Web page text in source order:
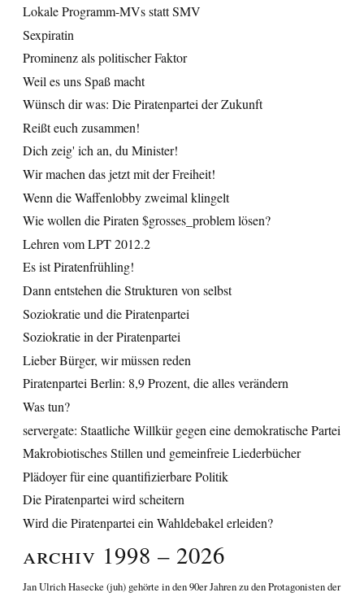
Lokale Programm-MVs statt SMV
Sexpiratin
Prominenz als politischer Faktor
Weil es uns Spaß macht
Wünsch dir was: Die Piratenpartei der Zukunft
Reißt euch zusammen!
Dich zeig' ich an, du Minister!
Wir machen das jetzt mit der Freiheit!
Wenn die Waffenlobby zweimal klingelt
Wie wollen die Piraten $grosses_problem lösen?
Lehren vom LPT 2012.2
Es ist Piratenfrühling!
Dann entstehen die Strukturen von selbst
Soziokratie und die Piratenpartei
Soziokratie in der Piratenpartei
Lieber Bürger, wir müssen reden
Piratenpartei Berlin: 8,9 Prozent, die alles verändern
Was tun?
servergate: Staatliche Willkür gegen eine demokratische Partei
Makrobiotisches Stillen und gemeinfreie Liederbücher
Plädoyer für eine quantifizierbare Politik
Die Piratenpartei wird scheitern
Wird die Piratenpartei ein Wahldebakel erleiden?
Archiv 1998 – 2026
Jan Ulrich Hasecke (juh) gehörte in den 90er Jahren zu den Protagonisten der